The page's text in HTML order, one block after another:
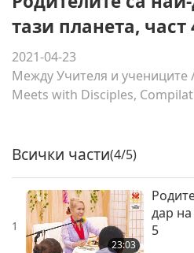
тази планета, част
2021-04-23
Между Учителя и учениците
Meets with Disciples,
Всички части(4/5)
1
23:03
дар на
5